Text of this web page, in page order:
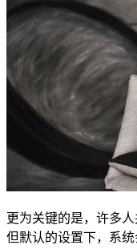
更为关键的是，许多
但默认的设置下，系